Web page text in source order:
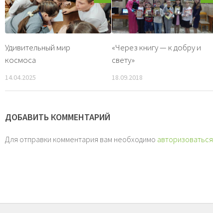
Удивительный мир
космоса
14.04.2025
«Через книгу — к добру и
свету»
18.09.2018
ДОБАВИТЬ КОММЕНТАРИЙ
Для отправки комментария вам необходимо авторизоваться